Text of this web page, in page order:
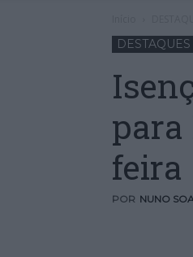
DESTAQUES
para
feira
POR NUNO